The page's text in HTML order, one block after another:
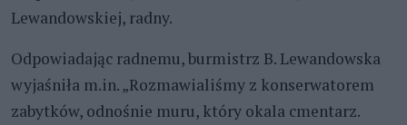
Lewandowskiej, radny.
Odpowiadając radnemu, burmistrz B. Lewandowska
wyjaśniła m.in. „Rozmawialiśmy z konserwatorem
zabytków, odnośnie muru, który okala cmentarz.